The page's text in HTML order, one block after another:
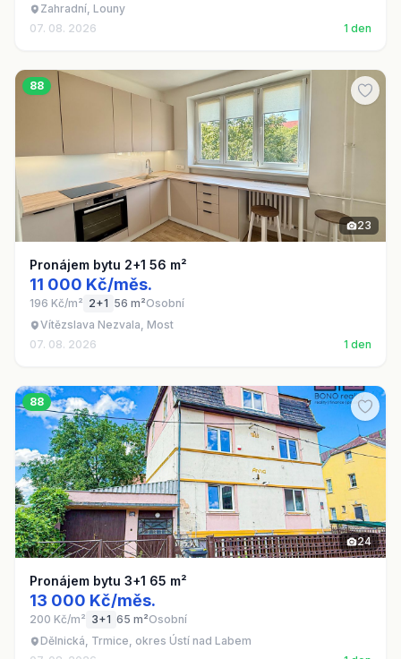
Zahradní, Louny
07. 08. 2026
1 den
88
23
Pronájem bytu 2+1 56 m²
11 000 Kč/měs.
196 Kč/m² 2+1 56 m²Osobní
Vítězslava Nezvala, Most
07. 08. 2026
1 den
88
24
Pronájem bytu 3+1 65 m²
13 000 Kč/měs.
200 Kč/m² 3+1 65 m²Osobní
Dělnická, Trmice, okres Ústí nad Labem